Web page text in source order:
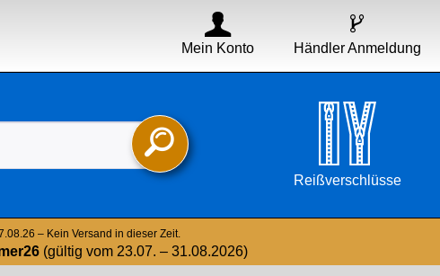
Mein Konto Händler Anmeldung

Reißverschlüsse
– Kein Versand in dieser Zeit.
(gültig vom 23.07. – 31.08.2026)